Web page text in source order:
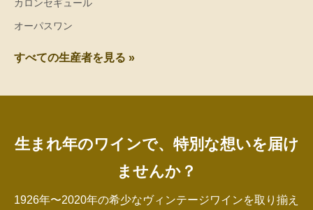
カロンセギュール
オーパスワン
すべての生産者を見る »
生まれ年のワインで、特別な想いを届け
ませんか？
1926年〜2020年の希少なヴィンテージワインを取り揃え